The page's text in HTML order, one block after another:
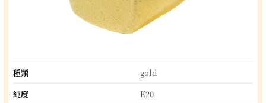
種類
gold
純度
K20